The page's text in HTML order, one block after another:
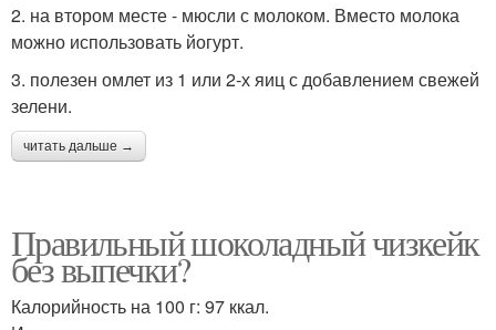
2. на втором месте - мюсли с молоком. Вместо молока
можно использовать йогурт.
3. полезен омлет из 1 или 2-х яиц с добавлением свежей
зелени.
читать дальше →
Правильный шоколадный чизкейк
без выпечки?
Калорийность на 100 г: 97 ккал.